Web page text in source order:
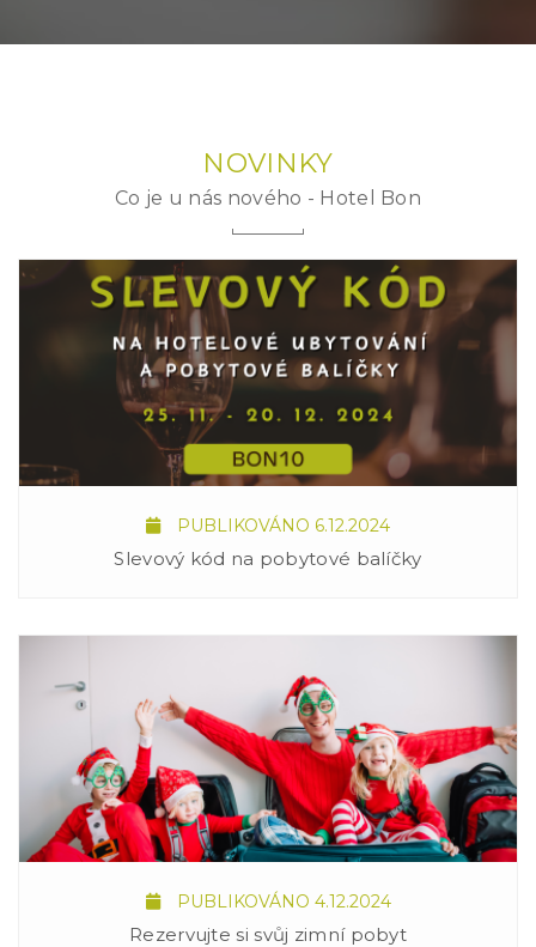
NOVINKY
Co je u nás nového - Hotel Bon
PUBLIKOVÁNO 6.12.2024
Slevový kód na pobytové balíčky
PUBLIKOVÁNO 4.12.2024
Rezervujte si svůj zimní pobyt